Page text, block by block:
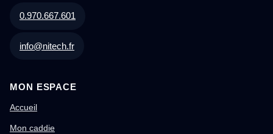
0.970.667.601
info@nitech.fr
MON ESPACE
Accueil
Mon caddie